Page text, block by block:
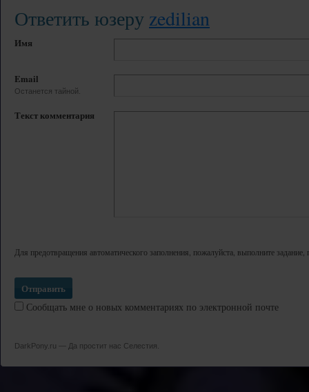
Ответить юзеру zedilian
Имя
Email
Останется тайной.
Текст комментария
Для предотвращения автоматического заполнения, пожалуйста, выполните
Сообщать мне о новых комментариях по электронной почте
DarkPony.ru — Да простит нас Селестия.